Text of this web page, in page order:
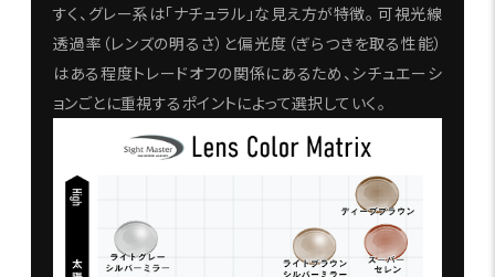
すく、グレー系は「ナチュラル」な見え方が特徴。 可視光線
透過率（レンズの明るさ）と偏光度（ぎらつきを取る性能）
はある程度トレードオフの関係にあるため、シチュエーシ
ョンごとに重視するポイントによって選択していく。